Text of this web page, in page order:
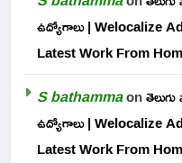
ఉద్యోగాలు | Welocalize
Latest Work From
S bathammaon
ఉద్యోగాలు | Welocalize
Latest Work From